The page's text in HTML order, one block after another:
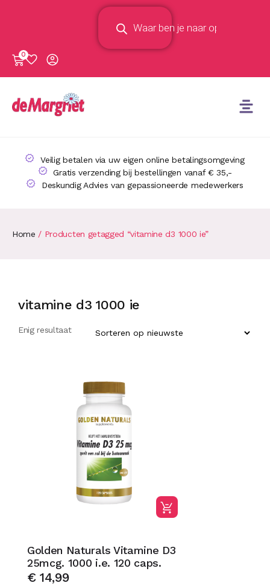
0
Veilig betalen via uw eigen online betalingsomgeving
Gratis verzending bij bestellingen vanaf € 35,-
Deskundig Advies van gepassioneerde medewerkers
Home / Producten getagged “vitamine d3 1000 ie”
vitamine d3 1000 ie
Enig resultaat
Golden Naturals Vitamine D3
25mcg. 1000 i.e. 120 caps.
€14,99